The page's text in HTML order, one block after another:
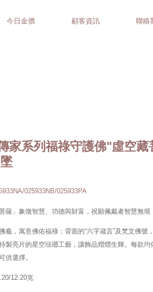
今日金價 顧客資訊 聯絡
家系列福祿守護佛"虛空
025933NB/025933PA
薩」象徵智慧、功德與財富，祝願佩戴者智慧無垠
龕，寓意佛佑福祿；背面的“六字箴言”及梵文佛號
製亮片的星空琺瑯工藝，讓飾品熠熠生輝。每款
供選擇。
12.20克